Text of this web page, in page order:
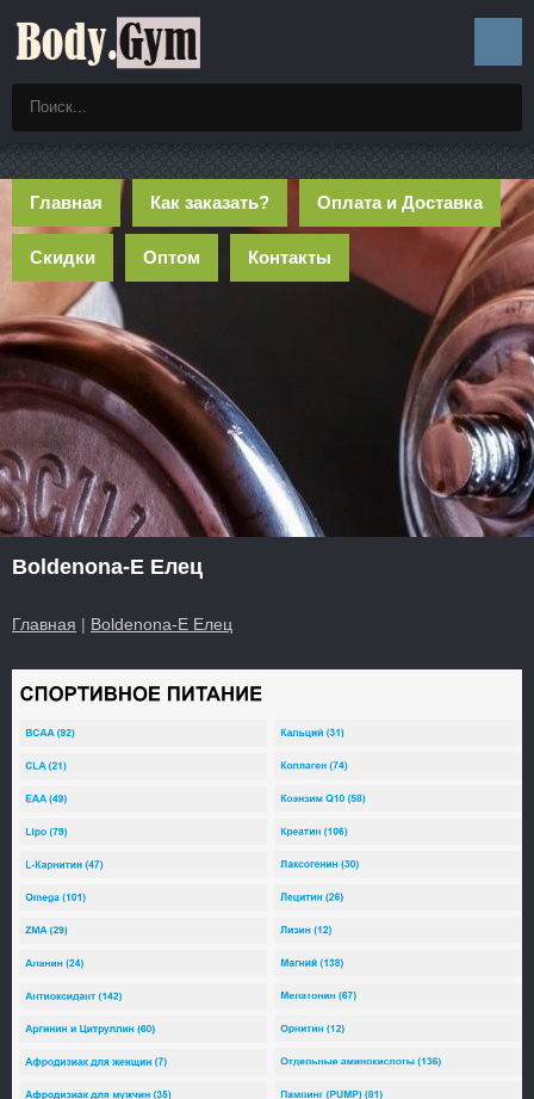
Главная Как заказать? Оплата и Доставка
Скидки Оптом Контакты
Boldenona-E Елец
Главная | Boldenona-E Елец